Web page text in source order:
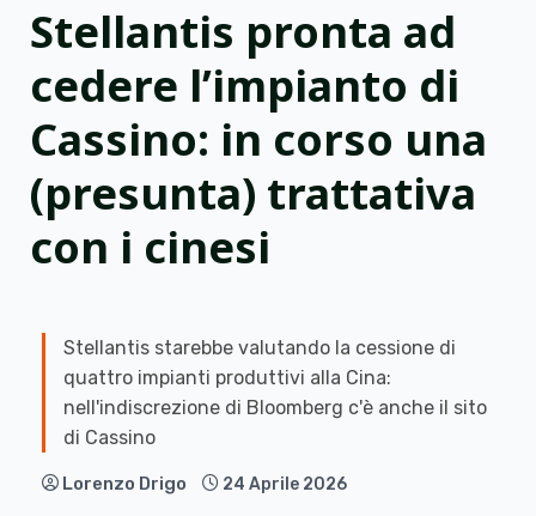
Stellantis pronta ad
cedere l’impianto di
Cassino: in corso una
(presunta) trattativa
con i cinesi
Stellantis starebbe valutando la cessione di
quattro impianti produttivi alla Cina:
nell'indiscrezione di Bloomberg c'è anche il sito
di Cassino
Lorenzo Drigo 24 Aprile 2026